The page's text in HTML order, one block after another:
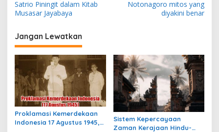
a
i
g
a
s
i
p
o
Satrio Piningit dalam Kitab
Musasar Jayabaya
Notonagoro mitos yang
diyakini benar
Jangan Lewatkan
Proklamasi Kemerdekaan
Indonesia 17 Agustus 1945,
Sistem Kepercayaan
Zaman Kerajaan Hindu-